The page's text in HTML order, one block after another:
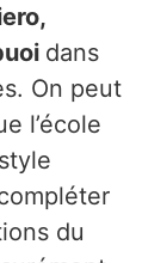
dans
On peut
l’école
du